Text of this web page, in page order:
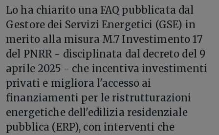
Lo ha chiarito una FAQ pubblicata dal
Gestore dei Servizi Energetici (GSE) in
merito alla misura M.7 Investimento 17
del PNRR - disciplinata dal decreto del 9
aprile 2025 - che incentiva investimenti
privati e migliora l'accesso ai
finanziamenti per le ristrutturazioni
energetiche dell'edilizia residenziale
pubblica (ERP), con interventi che